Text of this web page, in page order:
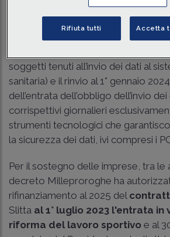
proroga al 30 giugno 2023 della
soggetti tenuti all’invio dei dati al
sanitaria) e il rinvio al 1° gennaio
dell’entrata dell’obbligo dell’invio
corrispettivi giornalieri
strumenti tecnologici che
la sicurezza dei dati, ivi compresi i
Per il sostegno delle imprese, tra le
decreto Milleproroghe ha
rifinanziamento al 2025 del
Slitta al 1° luglio 2023 l'entrata in
riforma del lavoro sportivo e al
Rifiuta tutti Accetta